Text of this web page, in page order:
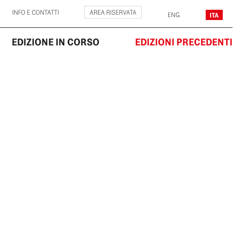
INFO E CONTATTI AREA RISERVATA ENG ITA
EDIZIONE IN CORSO EDIZIONI PRECEDENTI